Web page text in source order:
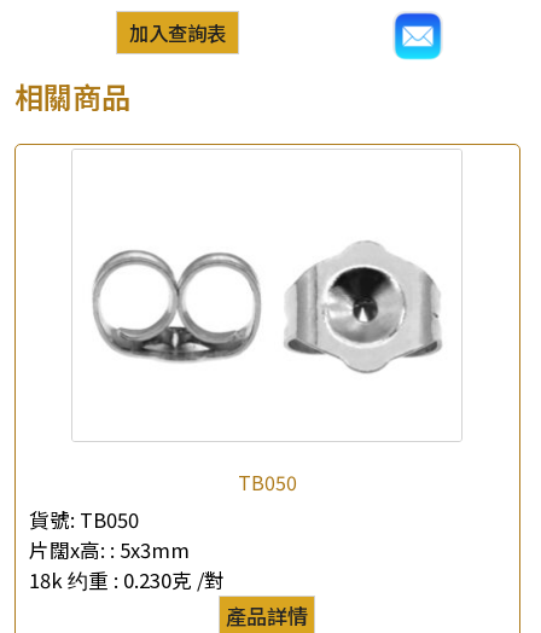
*你的名字
加入查詢表
相關商品
TB050
貨號: TB050
片闊x高: : 5x3mm
18k 约重 : 0.230克 /對
產品詳情